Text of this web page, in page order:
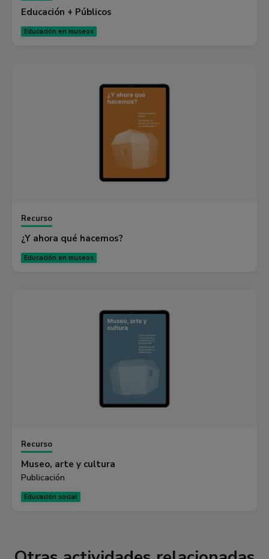
Educación + Públicos
Educación en museos
Recurso
¿Y ahora qué hacemos?
Educación en museos
Recurso
Museo, arte y cultura
Publicación
Educación social